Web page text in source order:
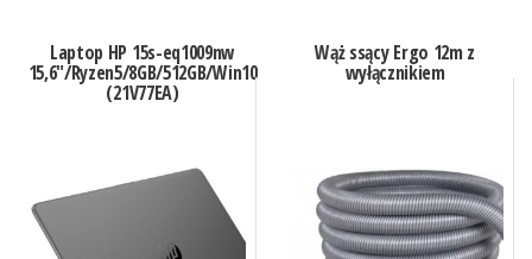
Laptop HP 15s-eq1009nw
15,6″/Ryzen5/8GB/512GB/Win10
(21V77EA)
Wąż ssący Ergo 12m z
wyłącznikiem